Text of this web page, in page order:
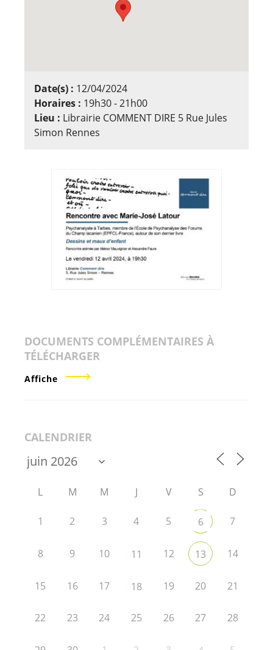
Date(s) : 12/04/2024
Horaires : 19h30 - 21h00
Lieu : Librairie COMMENT DIRE 5 Rue Jules
Simon Rennes
DOCUMENTS COMPLÉMENTAIRES À
TÉLÉCHARGER
Affiche
CALENDRIER
L M M J V S D
1 2 3 4 5 6 7
8 9 10 11 12 13 14
15 16 17 18 19 20 21
22 23 24 25 26 27 28